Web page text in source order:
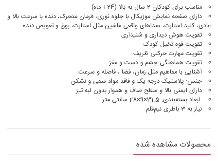
مناسب برای کودکان 2 سال به بالا (24+ ماه)
دارای صفحه نمایش موزیکال با جلوه نوری، فرمان متحرک، دنده با سرعت‌ بالا و
عادی، کلید استارت، صداهای واقعی ماشین مثل استارت، بوق و تعویض دنده
تقویت هوش دیداری و شنیداری
تقویت قوه تخیل کودک
تقویت مهارت حرکتی ظریف
تقویت هماهنگی چشم و دست و مغز
آشنایی با مفاهیم مثل زمان، فضا ، فاصله و سرعت
جنس: پلاستیک درجه یک و فاقد مواد سمی و نشکن
دارای ایمنی بالا و سطح صاف و هموار بدون لبه تیز
ابعاد بسته‌بندی: 31.5×9×28 سانتی متر
نیاز به 3 باطری نیم‌قلم
محصولات مشاهده شده